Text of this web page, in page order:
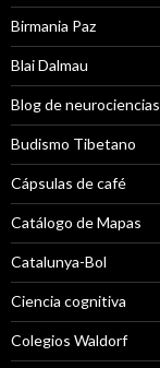
Birmania Paz
Blai Dalmau
Blog de neurociencias
Budismo Tibetano
Cápsulas de café
Catálogo de Mapas
Catalunya-Bol
Ciencia cognitiva
Colegios Waldorf